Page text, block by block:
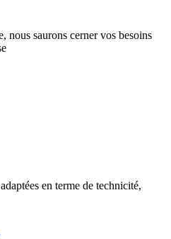
nous saurons cerner vos besoins
en terme de technicité,